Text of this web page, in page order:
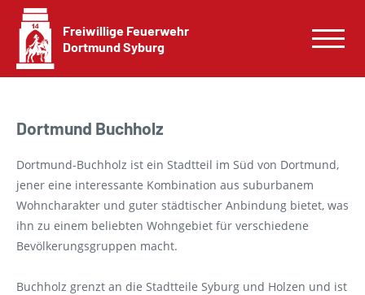
Freiwillige Feuerwehr
Dortmund Syburg
Dortmund Buchholz
Dortmund-Buchholz ist ein Stadtteil im Süd von Dortmund,
jener eine interessante Kombination aus suburbanem
Wohncharakter und guter städtischer Anbindung bietet, was
ihn zu einem beliebten Wohngebiet für verschiedene
Bevölkerungsgruppen macht.
Buchholz grenzt an die Stadtteile Syburg und Holzen und ist